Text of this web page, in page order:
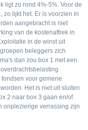
ligt zo rond 4%-5%. Voor de
zo lijkt het. Er is voorzien in
aangebracht is niet
van de kostenaftrek in
in de winst uit
beleggers zich
dan zou box 1 met een
voor gemene
Het is niet uit sluiten
2 naar box 3 gaan en/of
onplezierige verrassing zijn